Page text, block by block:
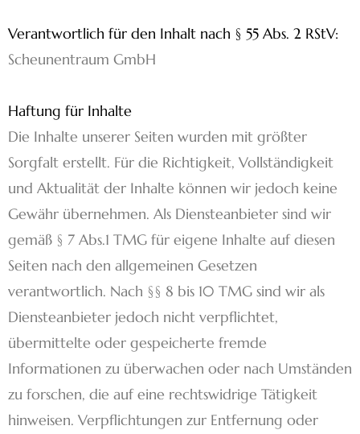
Verantwortlich für den Inhalt nach § 55 Abs. 2 RStV:
Scheunentraum GmbH
Haftung für Inhalte
Die Inhalte unserer Seiten wurden mit größter
Sorgfalt erstellt. Für die Richtigkeit, Vollständigkeit
und Aktualität der Inhalte können wir jedoch keine
Gewähr übernehmen. Als Diensteanbieter sind wir
gemäß § 7 Abs.1 TMG für eigene Inhalte auf diesen
Seiten nach den allgemeinen Gesetzen
verantwortlich. Nach §§ 8 bis 10 TMG sind wir als
Diensteanbieter jedoch nicht verpflichtet,
übermittelte oder gespeicherte fremde
Informationen zu überwachen oder nach Umständen
zu forschen, die auf eine rechtswidrige Tätigkeit
hinweisen. Verpflichtungen zur Entfernung oder